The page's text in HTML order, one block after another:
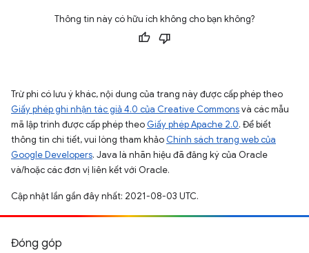
Thông tin này có hữu ích không cho bạn không?
Trừ phi có lưu ý khác, nội dung của trang này được cấp phép theo
Giấy phép ghi nhận tác giả 4.0 của Creative Commonsvà các mẫu
mã lập trình được cấp phép theo Giấy phép Apache 2.0. Để biết
thông tin chi tiết, vui lòng tham khảo Chính sách trang web của
Google Developers. Java là nhãn hiệu đã đăng ký của Oracle
và/hoặc các đơn vị liên kết với Oracle.
Cập nhật lần gần đây nhất: 2021-08-03 UTC.
Đóng góp